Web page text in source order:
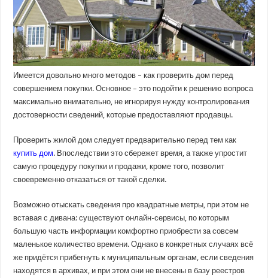
Имеется довольно много методов – как проверить дом перед
совершением покупки. Основное – это подойти к решению вопроса
максимально внимательно, не игнорируя нужду контролирования
достоверности сведений, которые предоставляют продавцы.
Проверить жилой дом следует предварительно перед тем как
купить дом. Впоследствии это сбережет время, а также упростит
самую процедуру покупки и продажи, кроме того, позволит
своевременно отказаться от такой сделки.
Возможно отыскать сведения про квадратные метры, при этом не
вставая с дивана: существуют онлайн-сервисы, по которым
большую часть информации комфортно приобрести за совсем
маленькое количество времени. Однако в конкретных случаях всё
же придётся прибегнуть к муниципальным органам, если сведения
находятся в архивах, и при этом они не внесены в базу реестров